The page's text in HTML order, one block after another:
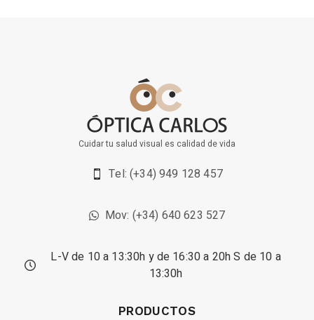
Cuidar tu salud visual es calidad de vida
Tel: (+34) 949 128 457
Mov: (+34) 640 623 527
L-V de 10 a 13:30h y de 16:30 a 20h S de 10 a
13:30h
PRODUCTOS